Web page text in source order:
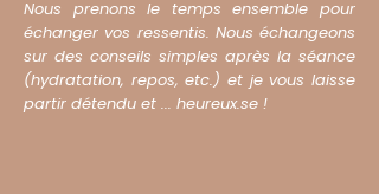
Nous prenons le temps ensemble pour
échanger vos ressentis. Nous échangeons
sur des conseils simples après la séance
(hydratation, repos, etc.) et je vous laisse
partir détendu et ... heureux.se !